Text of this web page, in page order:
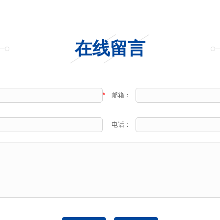
在线留言
* 邮箱：
电话：